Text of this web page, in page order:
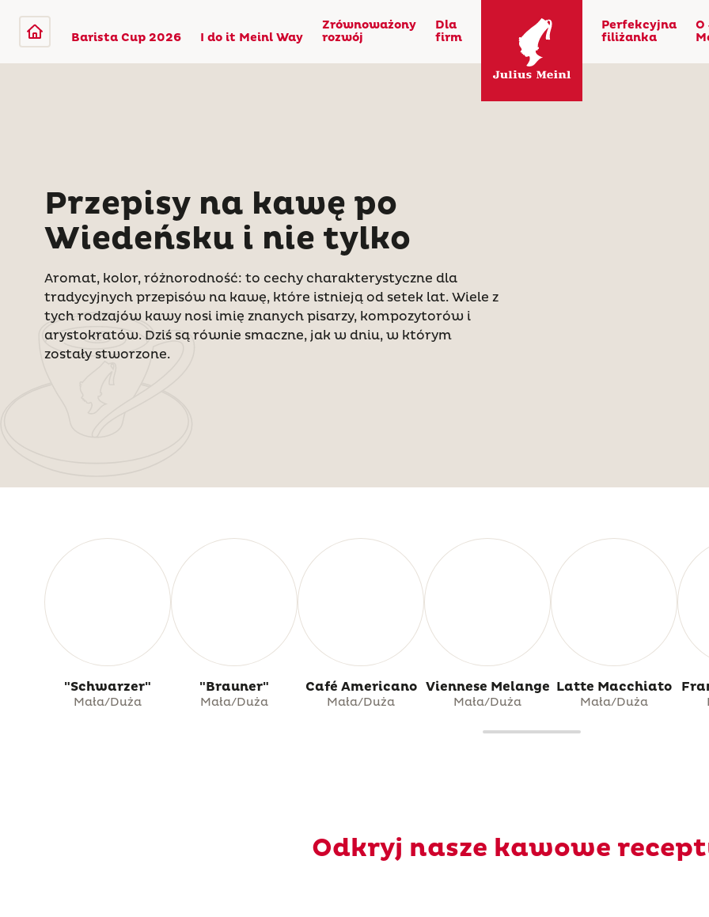
Barista Cup 2026 I do it Meinl Way
Zrównoważony
rozwój
Dla
firm
Perfekcyjna
filiżanka
O
Przepisy na kawę po
Wiedeńsku i nie tylko
Aromat, kolor, różnorodność: to cechy charakterystyczne dla
tradycyjnych przepisów na kawę, które istnieją od setek lat. Wiele z
tych rodzajów kawy nosi imię znanych pisarzy, kompozytorów i
arystokratów. Dziś są równie smaczne, jak w dniu, w którym
zostały stworzone.
"Schwarzer"
Mała/Duża
"Brauner"
Mała/Duża
Café Americano
Mała/Duża
Viennese Melange
Mała/Duża
Latte Macchiato
Mała/Duża
Odkryj nasze kawowe